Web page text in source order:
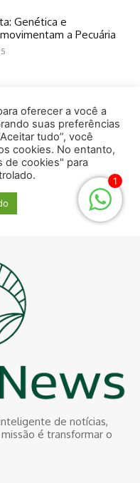
de notícias,
é transformar o